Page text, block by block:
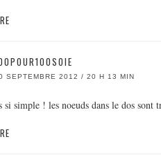
SEPTEMBRE 2012 / 20 H 13 MIN
si simple ! les noeuds dans le dos